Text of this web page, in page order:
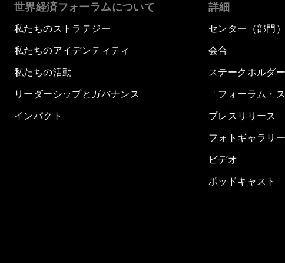
世界経済フォーラムについて
私たちのストラテジー
私たちのアイデンティティ
私たちの活動
リーダーシップとガバナンス
インパクト
詳細
センター（部門）
会合
ステークホルダ
「フォーラム・
プレスリリース
フォトギャラリー
ビデオ
ポッドキャスト